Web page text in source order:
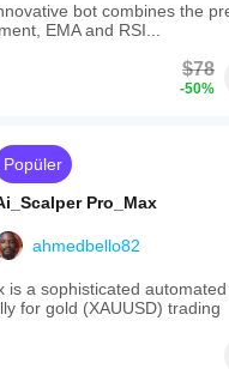
bot combines the
EMA and RSI...
$78
-50%
Popüler
Pro_Max
ahmedbello82
is a sophisticated
for gold (XAUUSD) trading